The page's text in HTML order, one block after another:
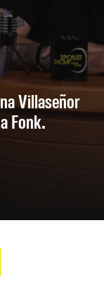
Villaseñor
Fonk.